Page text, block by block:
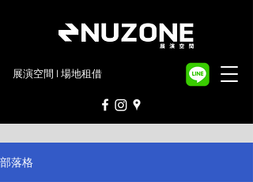
​展演空間 I 場地租借
部落格